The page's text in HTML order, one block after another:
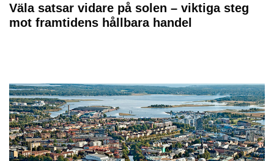
Väla satsar vidare på solen – viktiga steg
mot framtidens hållbara handel